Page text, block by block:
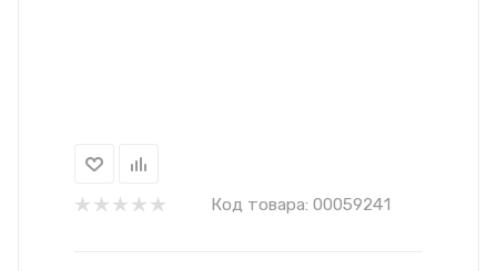
Код товара: 00059241